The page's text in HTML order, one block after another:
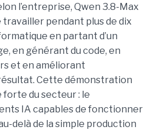
l’entreprise, Qwen 3.8-Max
pendant plus de dix
en partant d’un
en générant du code, en
et en améliorant
Cette démonstration
du secteur : le
IA capables de fonctionner
delà de la simple production